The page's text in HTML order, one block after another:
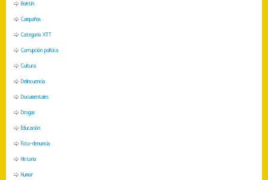
Boletín
Campañas
Categoria XTT
Corrupción política
Cultura
Delincuencia
Documentales
Drogas
Educación
Foto-denuncia
Historia
Humor